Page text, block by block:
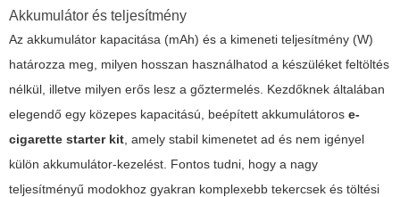
Akkumulátor és teljesítmény
Az akkumulátor kapacitása (mAh) és a kimeneti teljesítmény (W)
határozza meg, milyen hosszan használhatod a készüléket feltöltés
nélkül, illetve milyen erős lesz a gőztermelés. Kezdőknek általában
elegendő egy közepes kapacitású, beépített akkumulátoros e-
cigarette starter kit , amely stabil kimenetet ad és nem igényel
külön akkumulátor-kezelést. Fontos tudni, hogy a nagy
teljesítményű modokhoz gyakran komplexebb tekercsek és töltési